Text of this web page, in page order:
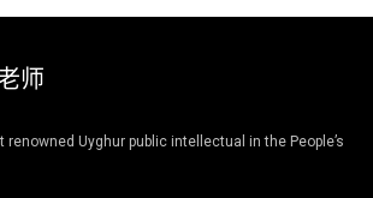
师
renowned Uyghur public intellectual in the People’s